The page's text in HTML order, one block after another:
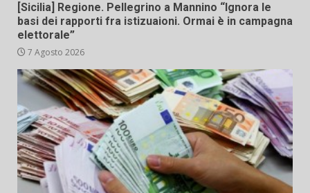
[Sicilia] Regione. Pellegrino a Mannino “Ignora le
basi dei rapporti fra istizuaioni. Ormai è in campagna
elettorale”
7 Agosto 2026